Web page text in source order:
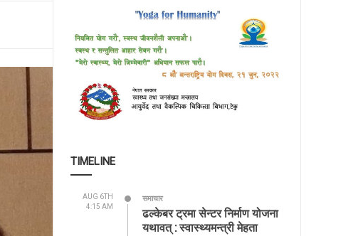
TIMELINE
AUG 6TH
4:15 AM
समाचार
ढल्केबर ट्रमा सेन्टर निर्माण योजना
यथावत् : स्वास्थ्यमन्त्री मेहता